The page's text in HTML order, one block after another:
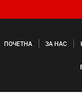
ПОЧЕТНА ЗА НАС